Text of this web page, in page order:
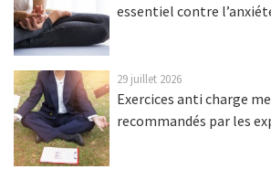
essentiel contre
29 juillet 2026
Exercices anti charge
recommandés par les